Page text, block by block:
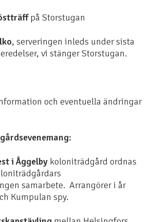
på Storstugan
, serveringen inleds under sista
vi stänger Storstugan.
och eventuella ändringar
i Åggelby koloniträdgård ordnas
samarbete. Arrangörer i år
Kumpulan spy.